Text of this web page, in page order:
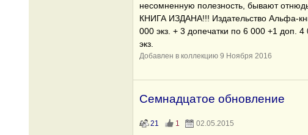
несомненную полезность, бывают
КНИГА ИЗДАНА!!! Издательство Альфа-
000 экз. + 3 допечатки по 6 000 +1 доп.
экз.
Добавлен в коллекцию 9 Ноября 2016
Семнадцатое обновление
21 1 02.05.2015